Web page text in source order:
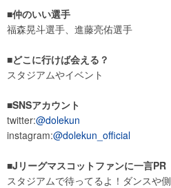
■仲のいい選手
福森晃斗選手、進藤亮佑選手
■どこに行けば会える？
スタジアムやイベント
■SNSアカウント
twitter:@dolekun
instagram:@dolekun_official
■Jリーグマスコットファンに一言PR
スタジアムで待ってるよ！ダンスや